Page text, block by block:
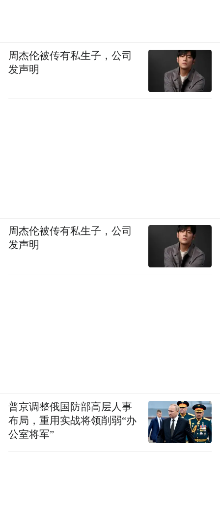
周杰伦被传有私生子，公司
发声明
周杰伦被传有私生子，公司
发声明
普京调整俄国防部高层人事
布局，重用实战将领削弱“办
公室将军”